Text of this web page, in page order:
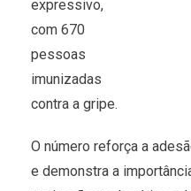
expressivo,
com 670
pessoas
imunizadas
contra a gripe.
O número reforça a
e demonstra a